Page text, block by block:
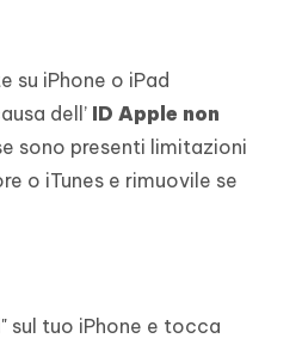
su iPhone o iPad
dell’ ID Apple non
sono presenti limitazioni
o iTunes e rimuovile se
sul tuo iPhone e tocca